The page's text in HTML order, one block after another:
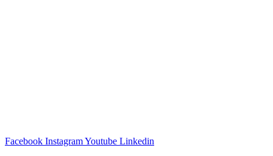
Facebook InstagramYoutube Linkedin